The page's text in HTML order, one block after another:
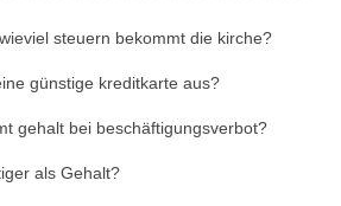
steuern bekommt die kirche?
günstige kreditkarte aus?
gehalt bei beschäftigungsverbot?
als Gehalt?